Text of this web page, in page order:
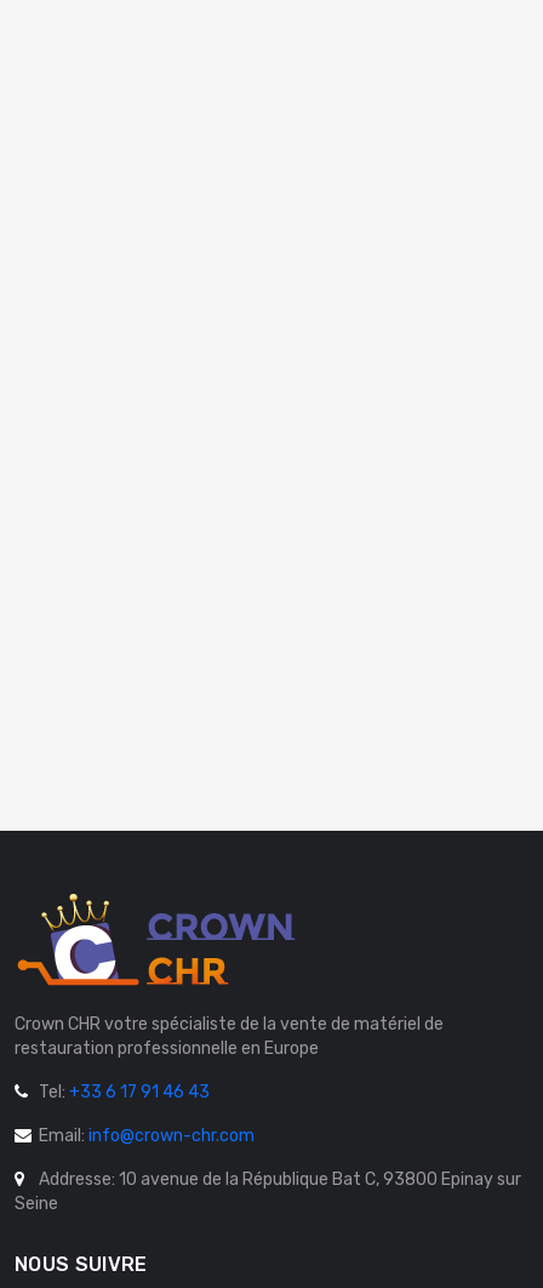
Crown CHR votre spécialiste de la vente de matériel de
restauration professionnelle en Europe
Tel: +33 6 17 91 46 43
Email: info@crown-chr.com
Addresse: 10 avenue de la République Bat C, 93800 Epinay sur
Seine
NOUS SUIVRE